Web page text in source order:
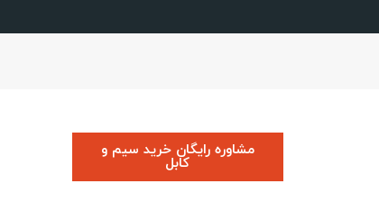
مشاوره رایگان خرید سیم و
کابل